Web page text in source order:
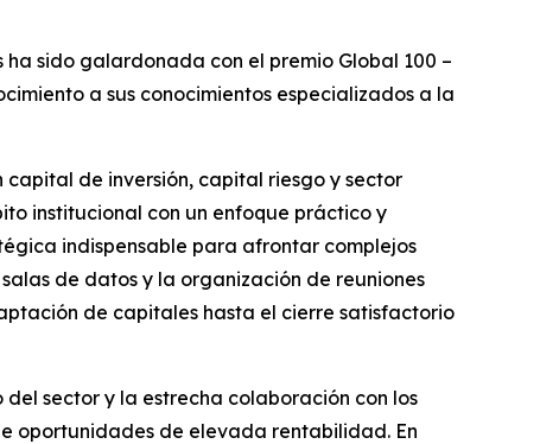
ha sido galardonada con el premio Global 100 –
a sus conocimientos especializados a la
de inversión, capital riesgo y sector
institucional con un enfoque práctico y
indispensable para afrontar complejos
de datos y la organización de reuniones
de capitales hasta el cierre satisfactorio
sector y la estrecha colaboración con los
oportunidades de elevada rentabilidad. En